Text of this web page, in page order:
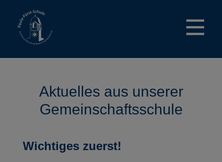
springen
Aktuelles aus unserer
Gemeinschaftsschule
Wichtiges zuerst!